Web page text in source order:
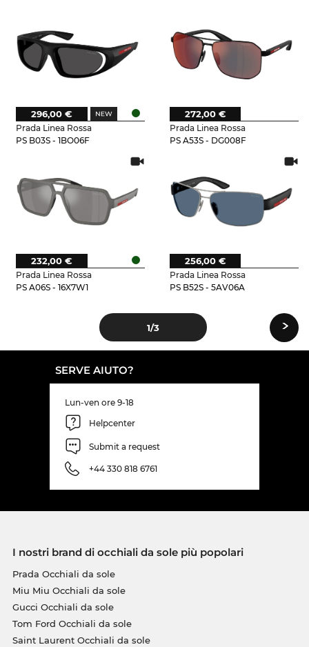
Prada Linea Rossa
PS B03S - 1BO06F
296,00 €
Prada Linea Rossa
PS A53S - DG008F
272,00 €
Prada Linea Rossa
PS A06S - 16X7W1
232,00 €
Prada Linea Rossa
PS B52S - 5AV06A
256,00 €
1/3 ›
SERVE AIUTO?
Lun-ven ore 9-18
Helpcenter
Submit a request
+44 330 818 6761
I nostri brand di occhiali da sole più popolari
Prada Occhiali da sole
Miu Miu Occhiali da sole
Gucci Occhiali da sole
Tom Ford Occhiali da sole
Saint Laurent Occhiali da sole